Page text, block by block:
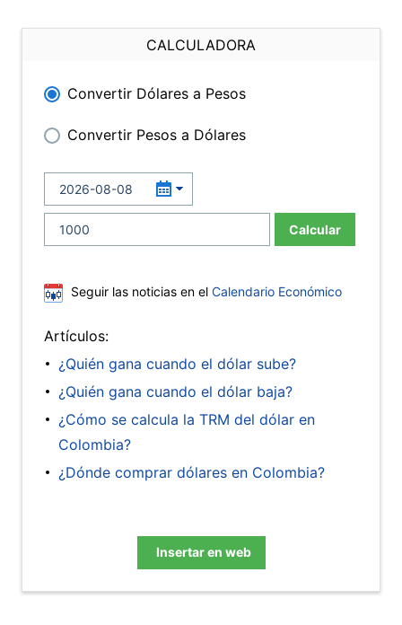
CALCULADORA
Convertir Dólares a Pesos
Convertir Pesos a Dólares
Calcular
Seguir las noticias en el Calendario Económico
Artículos:
¿Quién gana cuando el dólar sube?
¿Quién gana cuando el dólar baja?
¿Cómo se calcula la TRM del dólar en
Colombia?
¿Dónde comprar dólares en Colombia?
Insertar en web